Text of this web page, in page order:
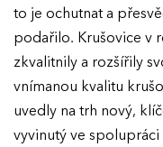
to je ochutnat a
podařilo. Krušovice v
zkvalitnily a rozšířily
vnímanou kvalitu
uvedly na trh nový,
vyvinutý ve